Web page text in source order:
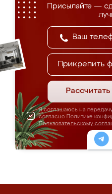
Присылайте —
Прикрепить
Я соглашаюсь на
согласно Политике
Пользовательскому